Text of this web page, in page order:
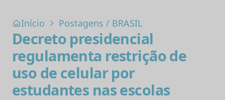
Início Postagens / BRASIL
Decreto presidencial
regulamenta restrição de
uso de celular por
estudantes nas escolas